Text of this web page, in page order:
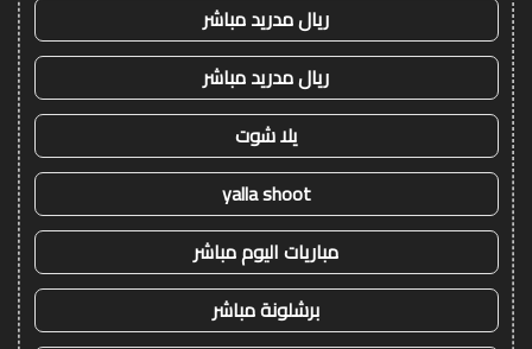
ريال مدريد مباشر
ريال مدريد مباشر
يلا شوت
yalla shoot
مباريات اليوم مباشر
برشلونة مباشر